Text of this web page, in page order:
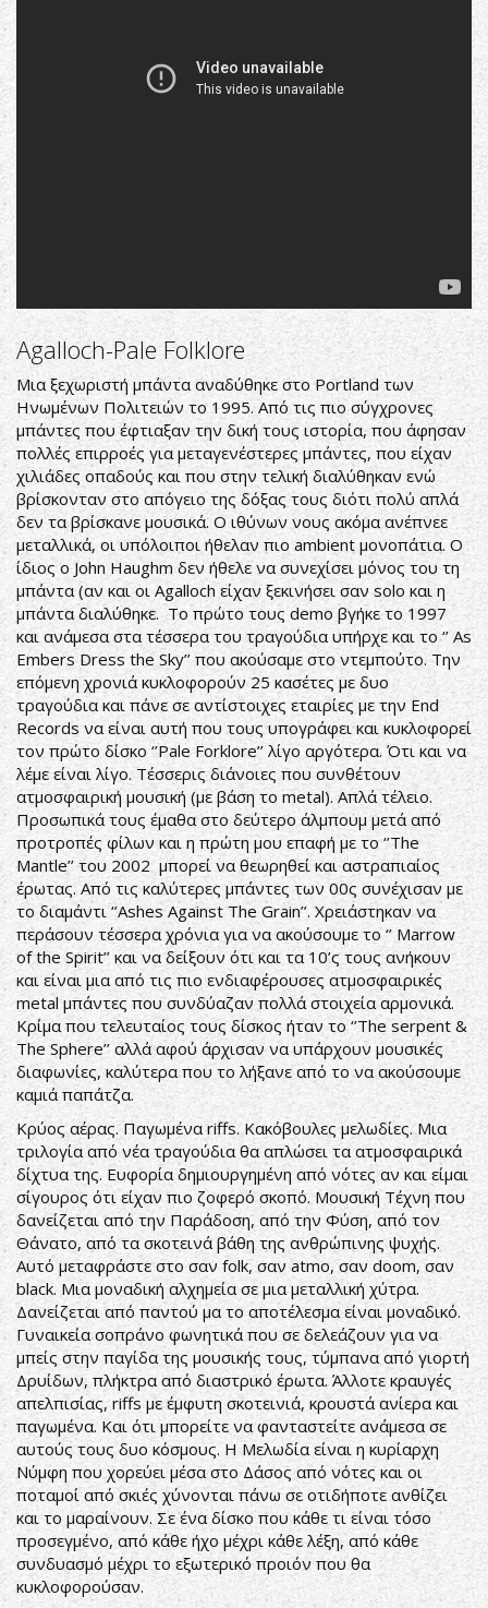
Agalloch-Pale Folklore
Μια ξεχωριστή μπάντα αναδύθηκε στο Portland των
Ηνωμένων Πολιτειών το 1995. Από τις πιο σύγχρονες
μπάντες που έφτιαξαν την δική τους ιστορία, που άφησαν
πολλές επιρροές για μεταγενέστερες μπάντες, που είχαν
χιλιάδες οπαδούς και που στην τελική διαλύθηκαν ενώ
βρίσκονταν στο απόγειο της δόξας τους διότι πολύ απλά
δεν τα βρίσκανε μουσικά. Ο ιθύνων νους ακόμα ανέπνεε
μεταλλικά, οι υπόλοιποι ήθελαν πιο ambient μονοπάτια. Ο
ίδιος ο John Haughm δεν ήθελε να συνεχίσει μόνος του τη
μπάντα (αν και οι Agalloch είχαν ξεκινήσει σαν solo και η
μπάντα διαλύθηκε. Το πρώτο τους demo βγήκε το 1997
και ανάμεσα στα τέσσερα του τραγούδια υπήρχε και το ‘’ As
Embers Dress the Sky’’ που ακούσαμε στο ντεμπούτο. Την
επόμενη χρονιά κυκλοφορούν 25 κασέτες με δυο
τραγούδια και πάνε σε αντίστοιχες εταιρίες με την End
Records να είναι αυτή που τους υπογράφει και κυκλοφορεί
τον πρώτο δίσκο ‘’Pale Forklore’’ λίγο αργότερα. Ότι και να
λέμε είναι λίγο. Τέσσερις διάνοιες που συνθέτουν
ατμοσφαιρική μουσική (με βάση το metal). Απλά τέλειο.
Προσωπικά τους έμαθα στο δεύτερο άλμπουμ μετά από
προτροπές φίλων και η πρώτη μου επαφή με το ‘’The
Mantle’’ του 2002 μπορεί να θεωρηθεί και αστραπιαίος
έρωτας. Από τις καλύτερες μπάντες των 00ς συνέχισαν με
το διαμάντι ‘’Ashes Against The Grain’’. Χρειάστηκαν να
περάσουν τέσσερα χρόνια για να ακούσουμε το ‘’ Marrow
of the Spirit’’ και να δείξουν ότι και τα 10’ς τους ανήκουν
και είναι μια από τις πιο ενδιαφέρουσες ατμοσφαιρικές
metal μπάντες που συνδύαζαν πολλά στοιχεία αρμονικά.
Κρίμα που τελευταίος τους δίσκος ήταν το ‘’The serpent &
The Sphere’’ αλλά αφού άρχισαν να υπάρχουν μουσικές
διαφωνίες, καλύτερα που το λήξανε από το να ακούσουμε
καμιά παπάτζα.
Κρύος αέρας. Παγωμένα riffs. Κακόβουλες μελωδίες. Μια
τριλογία από νέα τραγούδια θα απλώσει τα ατμοσφαιρικά
δίχτυα της. Ευφορία δημιουργημένη από νότες αν και είμαι
σίγουρος ότι είχαν πιο ζοφερό σκοπό. Μουσική Τέχνη που
δανείζεται από την Παράδοση, από την Φύση, από τον
Θάνατο, από τα σκοτεινά βάθη της ανθρώπινης ψυχής.
Αυτό μεταφράστε στο σαν folk, σαν atmo, σαν doom, σαν
black. Μια μοναδική αλχημεία σε μια μεταλλική χύτρα.
Δανείζεται από παντού μα το αποτέλεσμα είναι μοναδικό.
Γυναικεία σοπράνο φωνητικά που σε δελεάζουν για να
μπείς στην παγίδα της μουσικής τους, τύμπανα από γιορτή
Δρυίδων, πλήκτρα από διαστρικό έρωτα. Άλλοτε κραυγές
απελπισίας, riffs με έμφυτη σκοτεινιά, κρουστά ανίερα και
παγωμένα. Και ότι μπορείτε να φανταστείτε ανάμεσα σε
αυτούς τους δυο κόσμους. Η Μελωδία είναι η κυρίαρχη
Νύμφη που χορεύει μέσα στο Δάσος από νότες και οι
ποταμοί από σκιές χύνονται πάνω σε οτιδήποτε ανθίζει
και το μαραίνουν. Σε ένα δίσκο που κάθε τι είναι τόσο
προσεγμένο, από κάθε ήχο μέχρι κάθε λέξη, από κάθε
συνδυασμό μέχρι το εξωτερικό προιόν που θα
κυκλοφορούσαν.